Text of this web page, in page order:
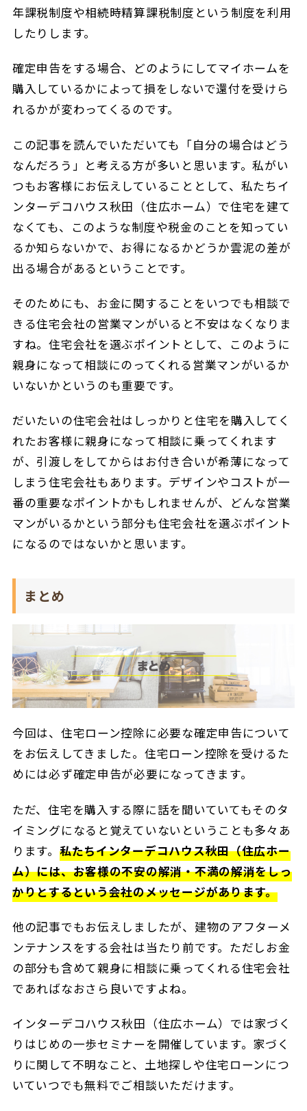
年課税制度や相続時精算課税制度という制度を利用
したりします。
確定申告をする場合、どのようにしてマイホームを
購入しているかによって損をしないで還付を受けら
れるかが変わってくるのです。
この記事を読んでいただいても「自分の場合はどう
なんだろう」と考える方が多いと思います。私がい
つもお客様にお伝えしていることとして、私たちイ
ンターデコハウス秋田（住広ホーム）で住宅を建て
なくても、このような制度や税金のことを知ってい
るか知らないかで、お得になるかどうか雲泥の差が
出る場合があるということです。
そのためにも、お金に関することをいつでも相談で
きる住宅会社の営業マンがいると不安はなくなりま
すね。住宅会社を選ぶポイントとして、このように
親身になって相談にのってくれる営業マンがいるか
いないかというのも重要です。
だいたいの住宅会社はしっかりと住宅を購入してく
れたお客様に親身になって相談に乗ってくれます
が、引渡しをしてからはお付き合いが希薄になって
しまう住宅会社もあります。デザインやコストが一
番の重要なポイントかもしれませんが、どんな営業
マンがいるかという部分も住宅会社を選ぶポイント
になるのではないかと思います。
まとめ
今回は、住宅ローン控除に必要な確定申告について
をお伝えしてきました。住宅ローン控除を受けるた
めには必ず確定申告が必要になってきます。
ただ、住宅を購入する際に話を聞いていてもそのタ
イミングになると覚えていないということも多々あ
ります。 私たちインターデコハウス秋田（住広ホー
ム）には、お客様の不安の解消・不満の解消をしっ
かりとするという会社のメッセージがあります。
他の記事でもお伝えしましたが、建物のアフターメ
ンテナンスをする会社は当たり前です。ただしお金
の部分も含めて親身に相談に乗ってくれる住宅会社
であればなおさら良いですよね。
インターデコハウス秋田（住広ホーム）では家づく
りはじめの一歩セミナーを開催しています。家づく
りに関して不明なこと、土地探しや住宅ローンにつ
いていつでも無料でご相談いただけます。